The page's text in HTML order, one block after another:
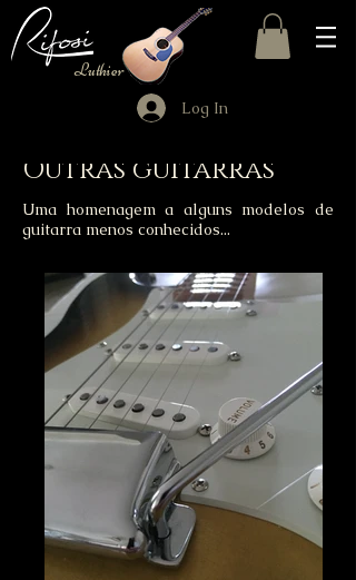
Luthier
Log In
Outras guitarras
Uma homenagem a alguns modelos de
guitarra menos conhecidos...